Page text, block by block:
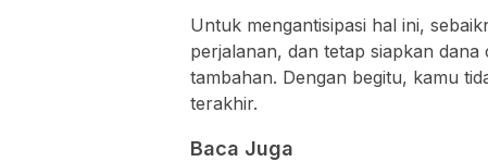
Untuk mengantisipasi hal ini,
perjalanan, dan tetap siapkan
tambahan. Dengan begitu, kamu
terakhir.
Baca Juga